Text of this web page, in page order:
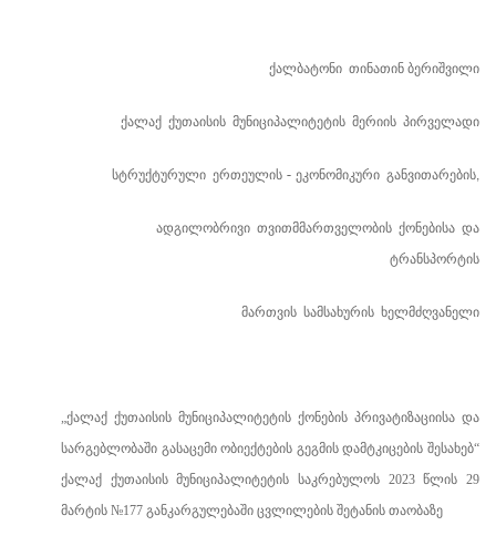
ქალბატონი თინათინ ბერიშვილი
ქალაქ ქუთაისის მუნიციპალიტეტის მერიის პირველადი
სტრუქტურული ერთეულის - ეკონომიკური განვითარების,
ადგილობრივი თვითმმართველობის ქონებისა და
ტრანსპორტის
მართვის სამსახურის ხელმძღვანელი
„ქალაქ ქუთაისის მუნიციპალიტეტის ქონების პრივატიზაციისა და
სარგებლობაში გასაცემი ობიექტების გეგმის დამტკიცების შესახებ“
ქალაქ
ქუთაისის მუნიციპალიტეტის საკრებულოს 2023წლის 29
მარტის №177 განკარგულებაში ცვლილების შეტანის თაობაზე